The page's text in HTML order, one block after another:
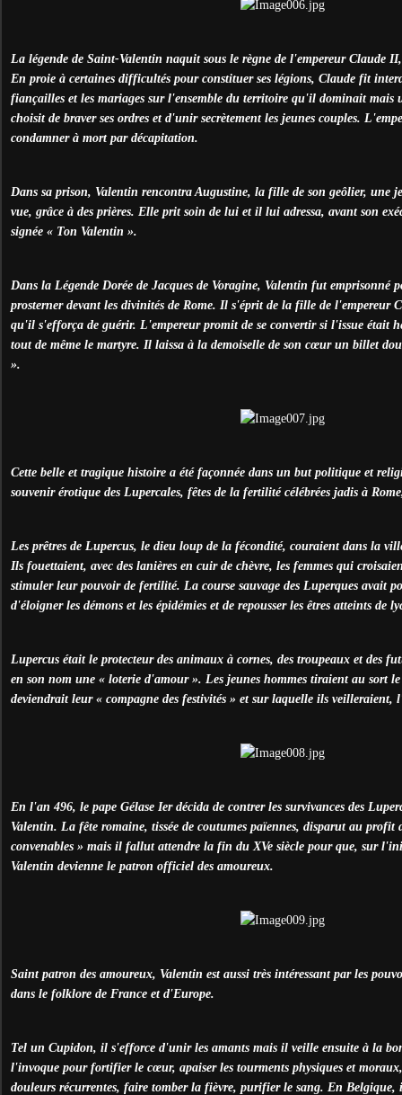
La légende de Saint-Valentin naquit sous le règne de l'empereur Claude
En proie à certaines difficultés pour constituer ses légions, Claude fit
fiançailles et les mariages sur l'ensemble du territoire qu'il dominait mais
choisit de braver ses ordres et d'unir secrètement les jeunes couples.
condamner à mort par décapitation.
Dans sa prison, Valentin rencontra Augustine, la fille de son geôlier, une
vue, grâce à des prières. Elle prit soin de lui et il lui adressa, avant son
signée « Ton Valentin ».
Dans la Légende Dorée de Jacques de Voragine, Valentin fut emprisonné
prosterner devant les divinités de Rome. Il s'éprit de la fille de l'empereur
qu'il s'efforça de guérir. L'empereur promit de se convertir si l'issue était
tout de même le martyre. Il laissa à la demoiselle de son cœur un billet
».
Cette belle et tragique histoire a été façonnée dans un but politique et
souvenir érotique des Lupercales, fêtes de la fertilité célébrées jadis à
Les prêtres de Lupercus, le dieu loup de la fécondité, couraient dans la
Ils fouettaient, avec des lanières en cuir de chèvre, les femmes qui
stimuler leur pouvoir de fertilité. La course sauvage des Luperques avait
d'éloigner les démons et les épidémies et de repousser les êtres atteints de
Lupercus était le protecteur des animaux à cornes, des troupeaux et des
en son nom une « loterie d'amour ». Les jeunes hommes tiraient au sort
deviendrait leur « compagne des festivités » et sur laquelle ils veilleraient,
En l'an 496, le pape Gélase Ier décida de contrer les survivances des
Valentin. La fête romaine, tissée de coutumes païennes, disparut au profit
convenables » mais il fallut attendre la fin du XVe siècle pour que, sur
Valentin devienne le patron officiel des amoureux.
Saint patron des amoureux, Valentin est aussi très intéressant par les
dans le folklore de France et d'Europe.
Tel un Cupidon, il s'efforce d'unir les amants mais il veille ensuite à la
l'invoque pour fortifier le cœur, apaiser les tourments physiques et
douleurs récurrentes, faire tomber la fièvre, purifier le sang. En Belgique,